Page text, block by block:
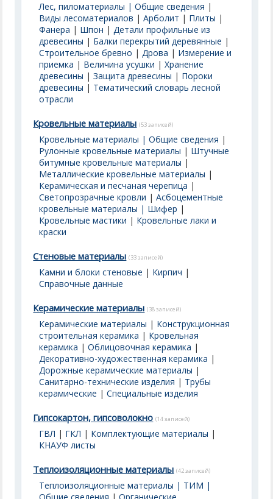
Лес, пиломатериалы | Общие сведения |
Виды лесоматериалов |Арболит | Плиты |
Фанера | Шпон |Детали профильные из
древесины | Балки перекрытий деревянные |
Строительное бревно |Дрова | Измерение и
приемка | Величина усушки |Хранение
древесины |Защита древесины | Пороки
древесины | Тематический словарь лесной
отрасли
Кровельные материалы (53 записей)
Кровельные материалы | Общие сведения |
Рулонные кровельные материалы | Штучные
битумные кровельные материалы |
Металлические кровельные материалы |
Керамическая и песчаная черепица |
Светопрозрачные кровли |Асбоцементные
кровельные материалы | Шифер |
Кровельные мастики | Кровельные лаки и
краски
Стеновые материалы (33 записей)
Камни и блоки стеновые | Кирпич |
Справочные данные
Керамические материалы (38 записей)
Керамические материалы | Конструкционная
строительная керамика | Кровельная
керамика |Облицовочная керамика |
Декоративно-художественная керамика |
Дорожные керамические материалы |
Санитарно-технические изделия | Трубы
керамические |Специальные изделия
Гипсокартон, гипсоволокно (14 записей)
ГВЛ | ГКЛ | Комплектующие материалы |
КНАУФ листы
Теплоизоляционные материалы (42 записей)
Теплоизоляционные материалы | ТИМ |